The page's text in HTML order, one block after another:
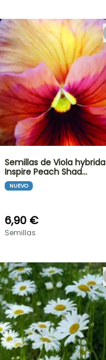
Semillas de Viola hybrida
Inspire Peach Shad…
NUEVO
6,90 €
Semillas